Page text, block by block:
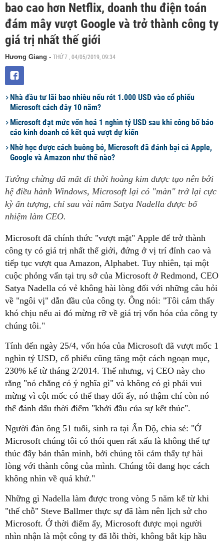
bao cao hơn Netflix, doanh thu điện toán
đám mây vượt Google và trở thành công ty
giá trị nhất thế giới
Hương Giang - THỨ 7 , 04/05/2019, 09:34
Nhà đầu tư lãi bao nhiêu nếu rót 1.000 USD vào cổ phiếu
Microsoft cách đây 10 năm?
Microsoft đạt mức vốn hoá 1 nghìn tỷ USD sau khi công bố báo
cáo kinh doanh có kết quả vượt dự kiến
Nhờ học được cách buông bỏ, Microsoft đã đánh bại cả Apple,
Google và Amazon như thế nào?
Tưởng chừng đã mất đi thời hoàng kim được tạo nên bởi
hệ điều hành Windows, Microsoft lại có "màn" trở lại cực
kỳ ấn tượng, chỉ sau vài năm Satya Nadella được bổ
nhiệm làm CEO.
Microsoft đã chính thức "vượt mặt" Apple để trở thành
công ty có giá trị nhất thế giới, đứng ở vị trí đỉnh cao và
tiếp tục vượt qua Amazon, Alphabet. Tuy nhiên, tại một
cuộc phỏng vấn tại trụ sở của Microsoft ở Redmond, CEO
Satya Nadella có vẻ không hài lòng đối với những câu hỏi
về "ngôi vị" dẫn đầu của công ty. Ông nói: "Tôi cảm thấy
khó chịu nếu ai đó mừng rỡ về giá trị vốn hóa của công ty
chúng tôi."
Tính đến ngày 25/4, vốn hóa của Microsoft đã vượt mốc 1
nghìn tỷ USD, cổ phiếu cũng tăng một cách ngoạn mục,
230% kể từ tháng 2/2014. Thế nhưng, vị CEO này cho
rằng "nó chẳng có ý nghĩa gì" và không có gì phải vui
mừng vì cột mốc có thể thay đổi ấy, nó thậm chí còn nó
thể đánh dấu thời điểm "khởi đầu của sự kết thúc".
Người đàn ông 51 tuổi, sinh ra tại Ấn Độ, chia sẻ: "Ở
Microsoft chúng tôi có thói quen rất xấu là không thể tự
thúc đẩy bản thân mình, bởi chúng tôi cảm thấy tự hài
lòng với thành công của mình. Chúng tôi đang học cách
không nhìn về quá khứ."
Những gì Nadella làm được trong vòng 5 năm kể từ khi
"thế chỗ" Steve Ballmer thực sự đã làm nên lịch sử cho
Microsoft. Ở thời điểm ấy, Microsoft được mọi người
nhìn nhận là một công ty đã lỗi thời, không bắt kịp hầu